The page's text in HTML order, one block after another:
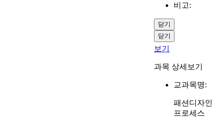
비고:
닫기
닫기
보기
과목 상세보기
교과목명:
패션디자인
프로세스